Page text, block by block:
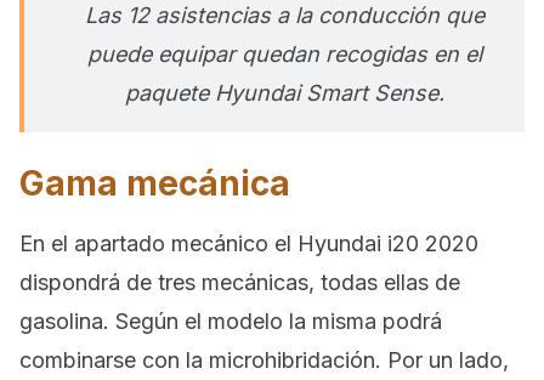
Las 12 asistencias a la conducción que
puede equipar quedan recogidas en el
paquete Hyundai Smart Sense.
Gama mecánica
En el apartado mecánico el Hyundai i20 2020
dispondrá de tres mecánicas, todas ellas de
gasolina. Según el modelo la misma podrá
combinarse con la microhibridación. Por un lado,